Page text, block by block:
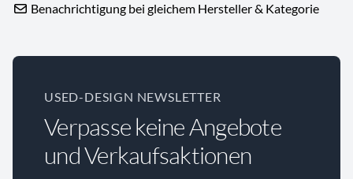
Benachrichtigung bei gleichem Hersteller & Kategorie
USED-DESIGN NEWSLETTER
Verpasse keine Angebote
und Verkaufsaktionen